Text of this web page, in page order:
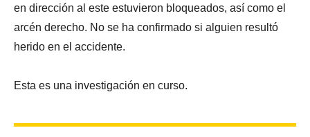
en dirección al este estuvieron bloqueados, así como el
arcén derecho. No se ha confirmado si alguien resultó
herido en el accidente.
Esta es una investigación en curso.